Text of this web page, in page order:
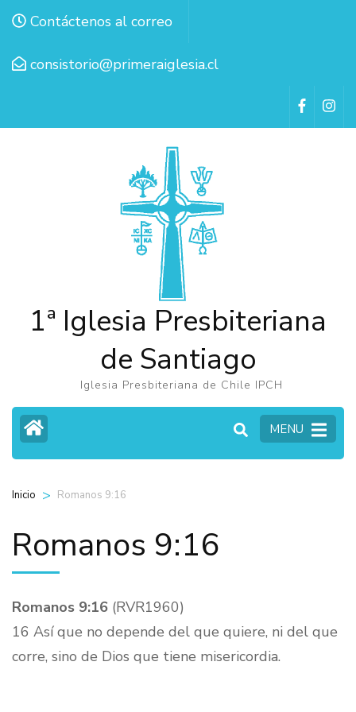
Contáctenos al correo
consistorio@primeraiglesia.cl
1ª Iglesia Presbiteriana
de Santiago
Iglesia Presbiteriana de Chile IPCH
MENU
Inicio > Romanos 9:16
Romanos 9:16
Romanos 9:16 (RVR1960)
16 Así que no depende del que quiere, ni del que
corre, sino de Dios que tiene misericordia.